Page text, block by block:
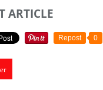
ARTICLE
Repost 0